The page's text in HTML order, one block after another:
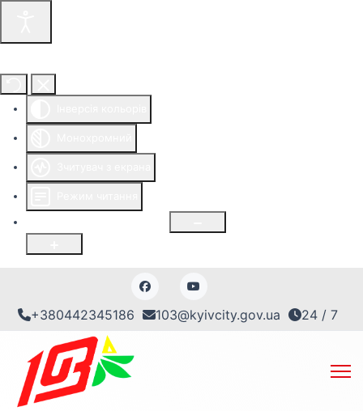
+380442345186 103@kyivcity.gov.ua 24 / 7